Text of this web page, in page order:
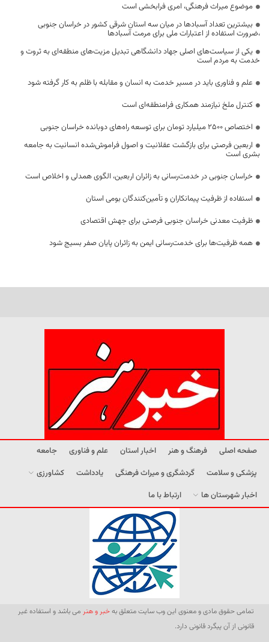
موضوع میراث فرهنگی، امری فرابخشی است
بیشترین تعداد آسبادها در میان سه استان شرقی کشور در خراسان جنوبی
،ضرورت استفاده از اعتبارات ملی برای مرمت آسبادها
یکی از سیاست‌های اصلی جهاد دانشگاهی تبدیل مزیت‌های منطقه‌ای به ثروت و
خدمت به مردم است
علم و فناوری باید در مسیر خدمت به انسان و مقابله با ظلم به کار گرفته شود
کنترل ملخ نیازمند همکاری فرامنطقه‌ای است
اختصاص 2500 میلیارد تومان برای توسعه راه‌های دوبانده خراسان جنوبی
اربعین فرصتی برای بازگشت عقلانیت و اصول فراموش‌شده انسانیت به جامعه
بشری است
خراسان جنوبی در خدمت‌رسانی به زائران اربعین، الگوی همدلی و اخلاص است
استفاده از ظرفیت پیمانکاران و تأمین‌کنندگان بومی استان
ظرفیت معدنی خراسان جنوبی فرصتی برای جهش اقتصادی
همه ظرفیت‌ها برای خدمت‌رسانی ایمن به زائران پایان صفر بسیج شود
صفحه اصلی فرهنگ و هنر اخبار استان علم و فناوری
جامعه
پزشکی و سلامت
گردشگری و میراث فرهنگی یادداشت
کشاورزی
اخبار شهرستان ها
ارتباط با ما
تمامی حقوق مادی و معنوی این وب سایت متعلق بهخبر و هنر می باشد و استفاده غیر
قانونی از آن پیگرد قانونی دارد.